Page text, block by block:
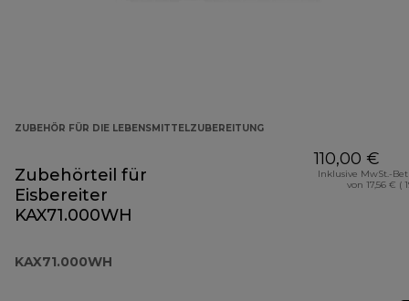
ZUBEHÖR FÜR DIE LEBENSMITTELZUBEREITUNG
Zubehörteil für
Eisbereiter
KAX71.000WH
KAX71.000WH
110,00 €
Inklusive MwSt.-
von 17,56 € (